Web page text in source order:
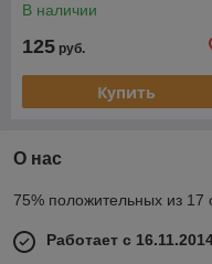
В наличии
125 руб.
Купить
О нас
75% положительных из 17
Работает с